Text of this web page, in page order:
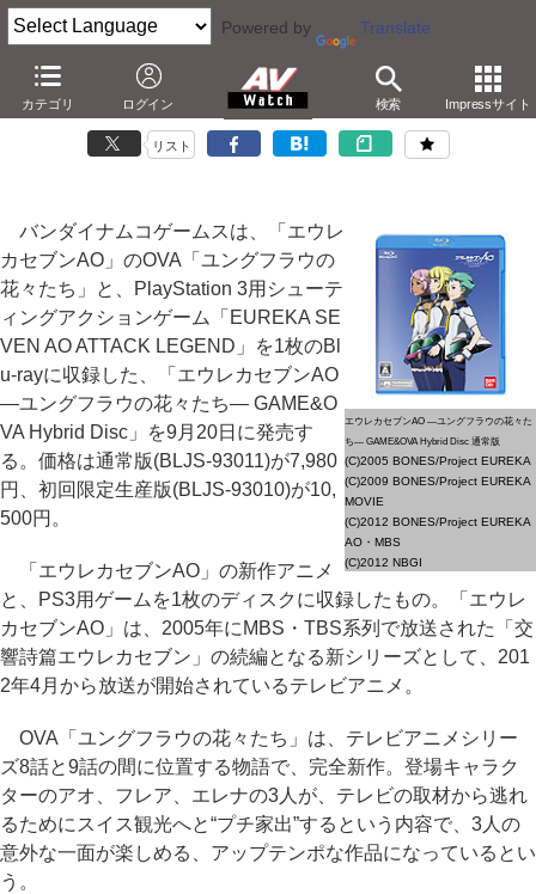
Powered by Translate
カテゴリ ログイン 検索 Impressサイト
「エウレカセブンAO」OVA+ゲームのHybrid Discが発売
－オリジナル新作アニメとLFOシューティングゲーム
リスト
エウレカセブンAO ―ユングフラウの花々た
ち― GAME&OVA Hybrid Disc 通常版
(C)2005 BONES/Project EUREKA
(C)2009 BONES/Project EUREKA
MOVIE
(C)2012 BONES/Project EUREKA
AO・MBS
(C)2012 NBGI
バンダイナムコゲームスは、「エウレ
カセブンAO」のOVA「ユングフラウの
花々たち」と、PlayStation 3用シューテ
ィングアクションゲーム「EUREKA SE
VEN AO ATTACK LEGEND」を1枚のBl
u-rayに収録した、「エウレカセブンAO
―ユングフラウの花々たち― GAME&O
VA Hybrid Disc」を9月20日に発売す
る。価格は通常版(BLJS-93011)が7,980
円、初回限定生産版(BLJS-93010)が10,
500円。
「エウレカセブンAO」の新作アニメ
と、PS3用ゲームを1枚のディスクに収録したもの。「エウレ
カセブンAO」は、2005年にMBS・TBS系列で放送された「交
響詩篇エウレカセブン」の続編となる新シリーズとして、201
2年4月から放送が開始されているテレビアニメ。
OVA「ユングフラウの花々たち」は、テレビアニメシリー
ズ8話と9話の間に位置する物語で、完全新作。登場キャラク
ターのアオ、フレア、エレナの3人が、テレビの取材から逃れ
るためにスイス観光へと“プチ家出”するという内容で、3人の
意外な一面が楽しめる、アップテンポな作品になっているとい
う。